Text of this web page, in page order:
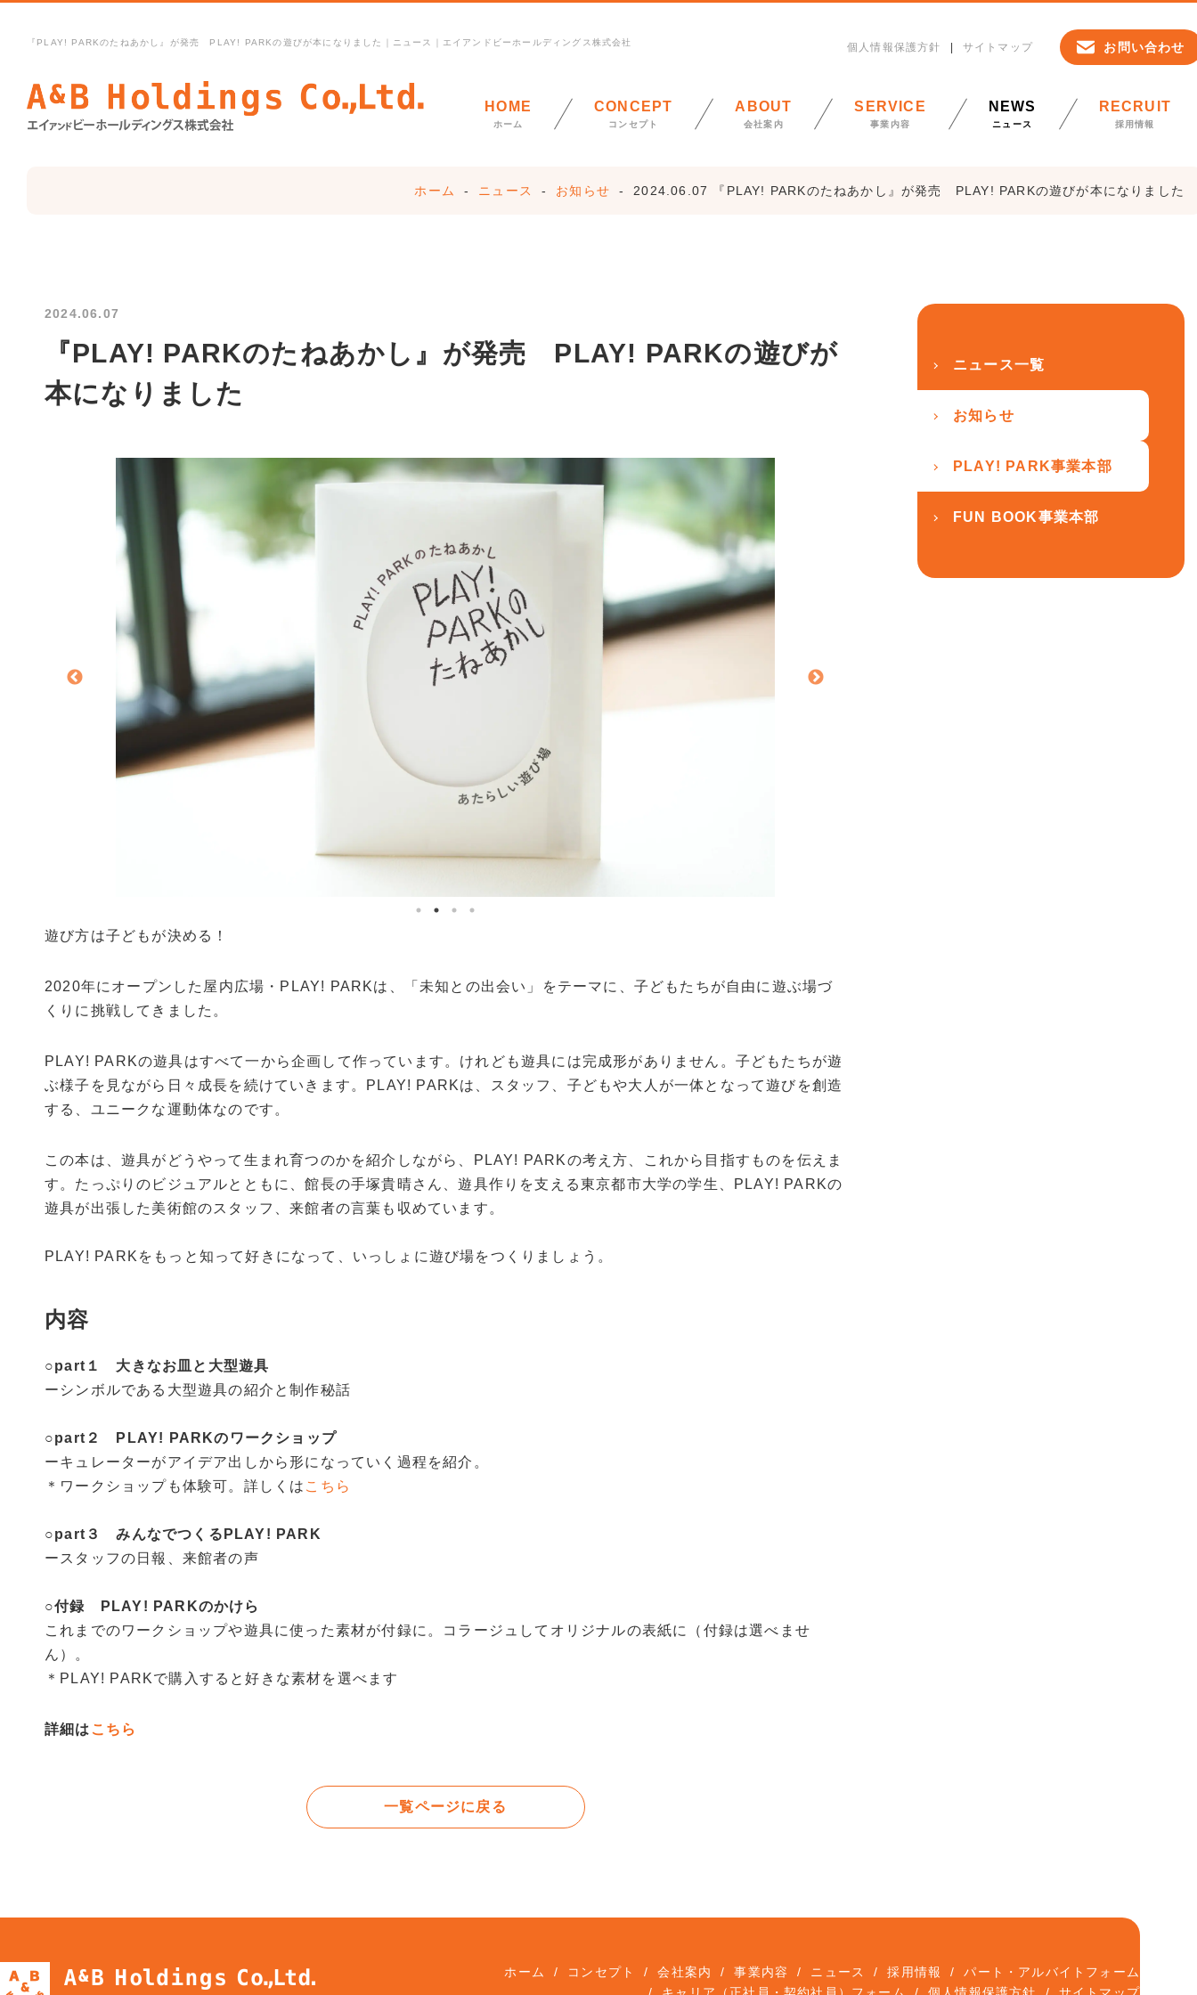
『PLAY! PARKのたねあかし』が発売 PLAY! PARKの遊びが本になりました｜ニュース｜エイアンドビーホールディングス株式会社 個人情報保護方針 サイトマップ お問い合わせ
HOME
ホーム
CONCEPT
コンセプト
ABOUT
会社案内
SERVICE
事業内容
NEWS
ニュース
RECRUIT
採用情報
ホーム ニュース お知らせ 2024.06.07 『PLAY! PARKのたねあかし』が発売 PLAY! PARKの遊びが本になりました
2024.06.07
『PLAY! PARKのたねあかし』が発売 PLAY! PARKの遊びが
本になりました
遊び方は子どもが決める！
2020年にオープンした屋内広場・PLAY! PARKは、「未知との出会い」をテーマに、子どもたちが自由に遊ぶ場づ
くりに挑戦してきました。
PLAY! PARKの遊具はすべて一から企画して作っています。けれども遊具には完成形がありません。子どもたちが遊
ぶ様子を見ながら日々成長を続けていきます。PLAY! PARKは、スタッフ、子どもや大人が一体となって遊びを創造
する、ユニークな運動体なのです。
この本は、遊具がどうやって生まれ育つのかを紹介しながら、PLAY! PARKの考え方、これから目指すものを伝えま
す。たっぷりのビジュアルとともに、館長の手塚貴晴さん、遊具作りを支える東京都市大学の学生、PLAY! PARKの
遊具が出張した美術館のスタッフ、来館者の言葉も収めています。
PLAY! PARKをもっと知って好きになって、いっしょに遊び場をつくりましょう。
内容
○part１ 大きなお皿と大型遊具
ーシンボルである大型遊具の紹介と制作秘話
○part２ PLAY! PARKのワークショップ
ーキュレーターがアイデア出しから形になっていく過程を紹介。
＊ワークショップも体験可。詳しくは こちら
○part３ みんなでつくるPLAY! PARK
ースタッフの日報、来館者の声
○付録 PLAY! PARKのかけら
これまでのワークショップや遊具に使った素材が付録に。コラージュしてオリジナルの表紙に（付録は選べませ
ん）。
＊PLAY! PARKで購入すると好きな素材を選べます
詳細は こちら
一覧ページに戻る
ニュース一覧
お知らせ
PLAY! PARK事業本部
FUN BOOK事業本部
ホーム コンセプト 会社案内 事業内容 ニュース 採用情報
パート・アルバイトフォーム